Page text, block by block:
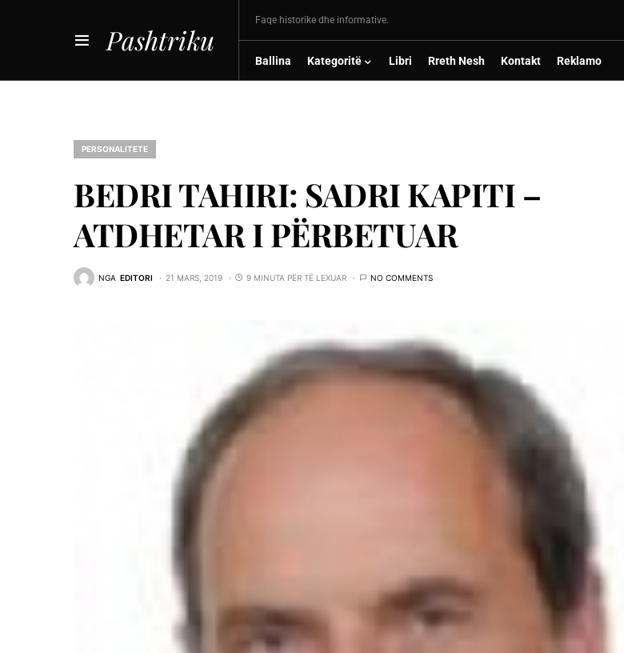
Pashtriku
Faqe historike dhe informative.
Ballina Kategoritë Libri Rreth Nesh Kontakt Reklamo
PERSONALITETE
BEDRI TAHIRI: SADRI KAPITI –
ATDHETAR I PËRBETUAR
NGA EDITORI 21 MARS, 2019 9 MINUTA PËR TË LEXUAR NO COMMENTS